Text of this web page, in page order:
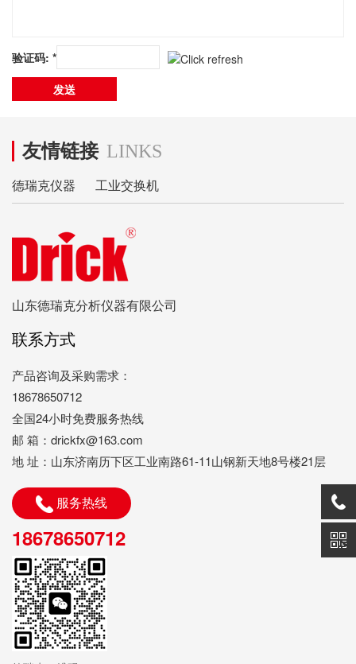
验证码: *
友情链接 LINKS
德瑞克仪器 工业交换机
山东德瑞克分析仪器有限公司
联系方式
产品咨询及采购需求：
18678650712
全国24小时免费服务热线
邮 箱：drickfx@163.com
地 址：山东济南历下区工业南路61-11山钢新天地8号楼21层
服务热线
18678650712